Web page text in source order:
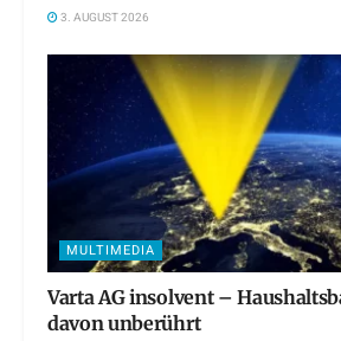
3. AUGUST 2026
MULTIMEDIA
Varta AG insolvent –
davon unberührt